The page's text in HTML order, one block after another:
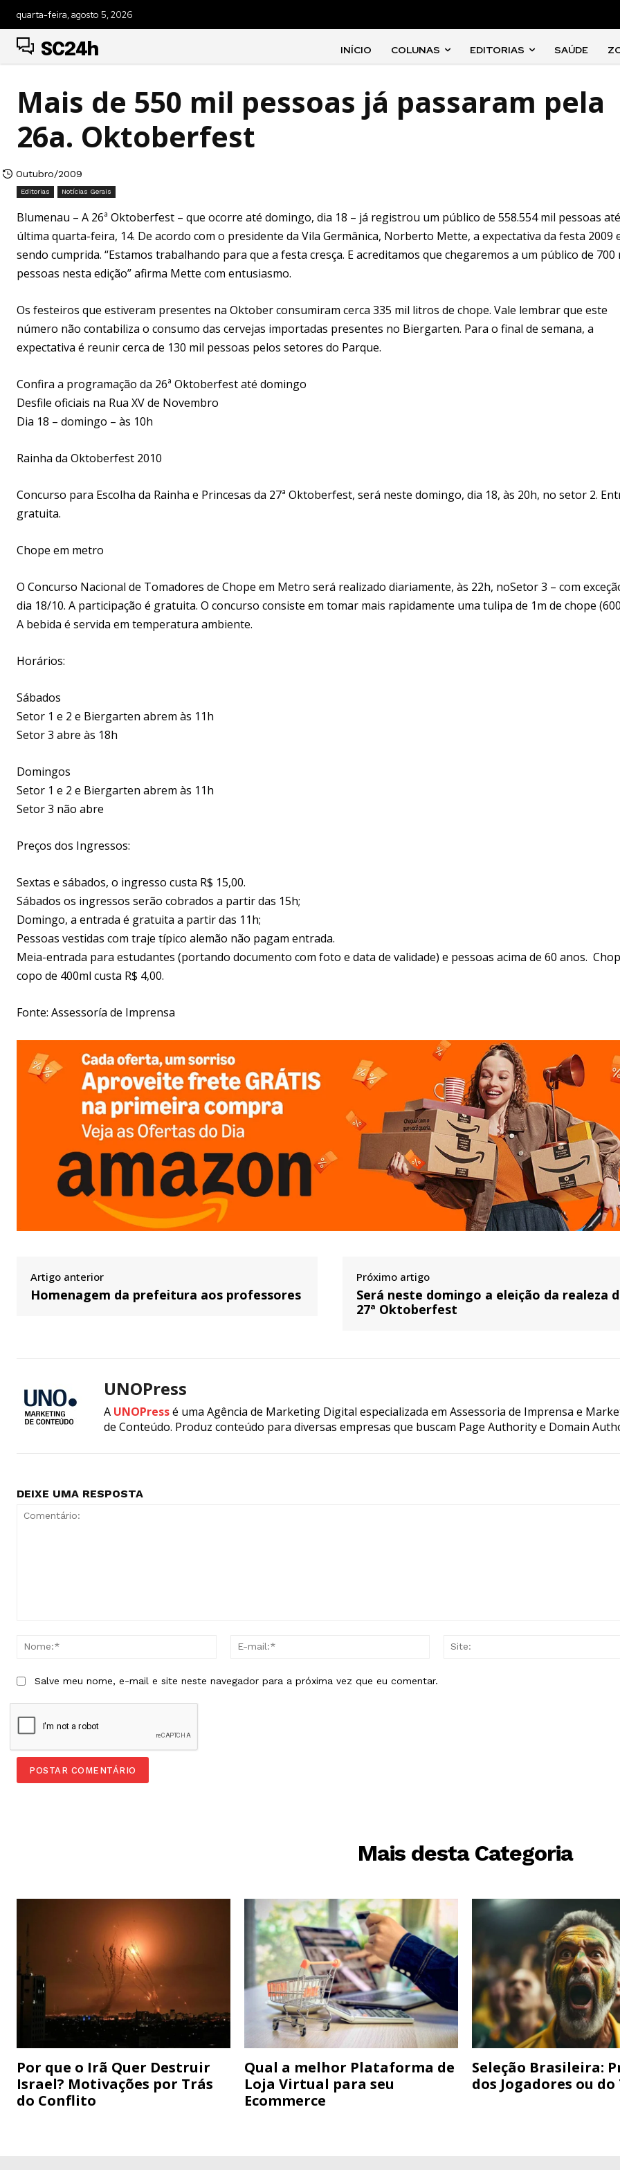
quarta-feira, agosto 5, 2026
SC24h INÍCIO COLUNAS EDITORIAS SAÚDE
Mais de 550 mil pessoas já passaram pela
26a. Oktoberfest
Outubro/2009
Editorias Notícias Gerais
Blumenau – A 26ª Oktoberfest – que ocorre até domingo, dia 18 – já registrou um público de 558.554 mil pessoas
última quarta-feira, 14. De acordo com o presidente da Vila Germânica, Norberto Mette, a expectativa da festa 2009
sendo cumprida. “Estamos trabalhando para que a festa cresça. E acreditamos que chegaremos a um público de 700
pessoas nesta edição” afirma Mette com entusiasmo.
Os festeiros que estiveram presentes na Oktober consumiram cerca 335 mil litros de chope. Vale lembrar que este
número não contabiliza o consumo das cervejas importadas presentes no Biergarten. Para o final de semana, a
expectativa é reunir cerca de 130 mil pessoas pelos setores do Parque.
Confira a programação da 26ª Oktoberfest até domingo
Desfile oficiais na Rua XV de Novembro
Dia 18 – domingo – às 10h
Rainha da Oktoberfest 2010
Concurso para Escolha da Rainha e Princesas da 27ª Oktoberfest, será neste domingo, dia 18, às 20h, no setor 2.
gratuita.
Chope em metro
O Concurso Nacional de Tomadores de Chope em Metro será realizado diariamente, às 22h, noSetor 3 – com
dia 18/10. A participação é gratuita. O concurso consiste em tomar mais rapidamente uma tulipa de 1m de chope
A bebida é servida em temperatura ambiente.
Horários:
Sábados
Setor 1 e 2 e Biergarten abrem às 11h
Setor 3 abre às 18h
Domingos
Setor 1 e 2 e Biergarten abrem às 11h
Setor 3 não abre
Preços dos Ingressos:
Sextas e sábados, o ingresso custa R$ 15,00.
Sábados os ingressos serão cobrados a partir das 15h;
Domingo, a entrada é gratuita a partir das 11h;
Pessoas vestidas com traje típico alemão não pagam entrada.
Meia-entrada para estudantes (portando documento com foto e data de validade) e pessoas acima de 60 anos.
copo de 400ml custa R$ 4,00.
Fonte: Assessoría de Imprensa
Artigo anterior
Homenagem da prefeitura aos professores
Próximo artigo
Será neste domingo a eleição da realeza
27ª Oktoberfest
UNOPress
A UNOPressé uma Agência de Marketing Digital especializada em Assessoria de Imprensa e
de Conteúdo. Produz conteúdo para diversas empresas que buscam Page Authority e Domain
DEIXE UMA RESPOSTA
Nome:*
Salve meu nome, e-mail e site neste navegador para a próxima vez que eu comentar.
Mais desta Categoria
Por que o Irã Quer Destruir
Israel? Motivações por Trás
do Conflito
Qual a melhor Plataforma de
Loja Virtual para seu
Ecommerce
Seleção Brasileira:
dos Jogadores ou do